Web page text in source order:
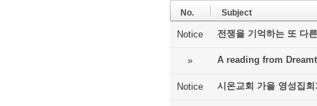
No. Subject
Notice 전쟁을 기억하는 또 다
» A reading from
Notice 시온교회 가을 영성집